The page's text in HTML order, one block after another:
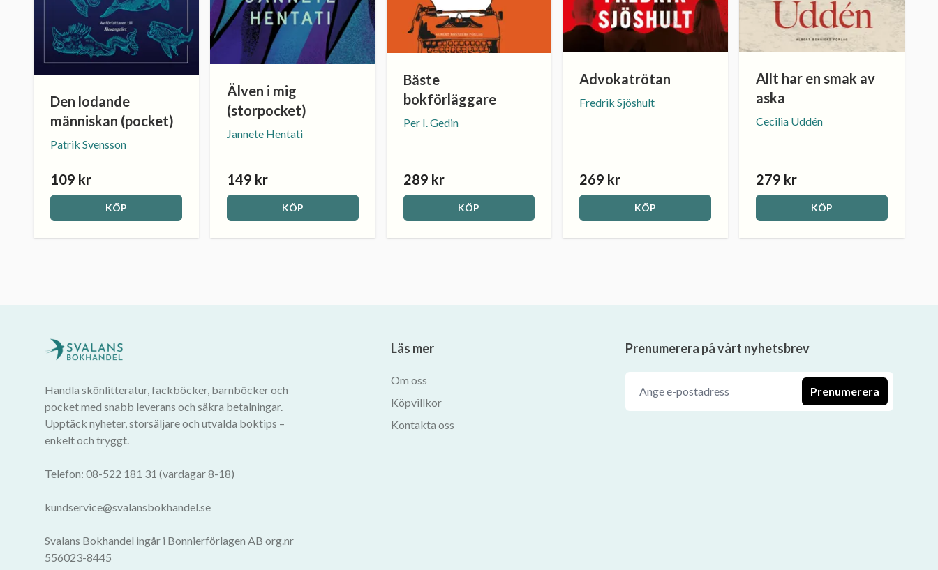
Den lodande
människan (pocket)
Patrik Svensson
109 kr
KÖP
Älven i mig
(storpocket)
Jannete Hentati
149 kr
KÖP
Bäste
bokförläggare
Per I. Gedin
289 kr
KÖP
Advokatrötan
Fredrik Sjöshult
269 kr
KÖP
Allt har en smak av
aska
Cecilia Uddén
279 kr
KÖP
Handla skönlitteratur, fackböcker, barnböcker och
pocket med snabb leverans och säkra betalningar.
Upptäck nyheter, storsäljare och utvalda boktips –
enkelt och tryggt.
Telefon: 08-522 181 31 (vardagar 8-18)
kundservice@svalansbokhandel.se
Svalans Bokhandel ingår i Bonnierförlagen AB org.nr
556023-8445
Läs mer
Om oss
Köpvillkor
Kontakta oss
Prenumerera på vårt nyhetsbrev
Prenumerera